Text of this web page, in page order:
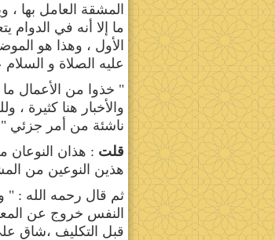
المشقة العامل بها
ما إلا أنه في
الأول ، وهذا هو
عليه الصلاة و
" خذوا من الأعمال
والأخبار هنا كثيرة
ناشئة من أمر جزئي
قلت : هذان النوعان
هذين النوعين من
ثم قال رحمه الله : "
النفس خروج عن
قبل التكليف ،شاق